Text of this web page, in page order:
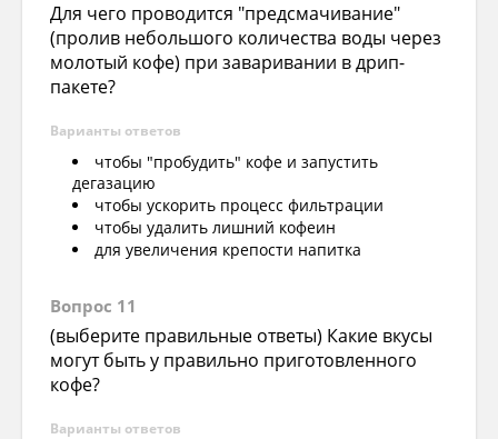
Для чего проводится "предсмачивание"
(пролив небольшого количества воды через
молотый кофе) при заваривании в дрип-
пакете?
Варианты ответов
чтобы "пробудить" кофе и запустить
дегазацию
чтобы ускорить процесс фильтрации
чтобы удалить лишний кофеин
для увеличения крепости напитка
Вопрос 11
(выберите правильные ответы) Какие вкусы
могут быть у правильно приготовленного
кофе?
Варианты ответов